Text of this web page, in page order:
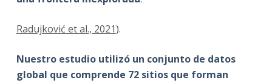
Radujković et al., 2021).
Nuestro estudio utilizó un conjunto de datos
global que comprende 72 sitios que forman